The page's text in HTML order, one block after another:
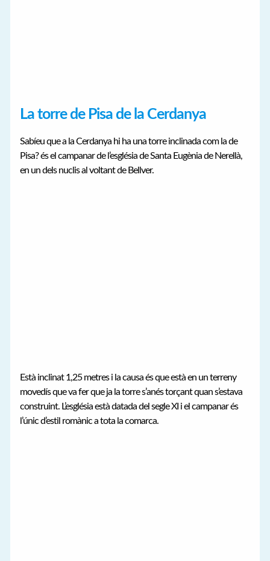
La torre de Pisa de la Cerdanya
Sabíeu que a la Cerdanya hi ha una torre inclinada com la de
Pisa? és el campanar de l’església de Santa Eugènia de Nerellà,
en un dels nuclis al voltant de Bellver.
Està inclinat 1,25 metres i la causa és que està en un terreny
movedís que va fer que ja la torre s’anés torçant quan s’estava
construint. L’església està datada del segle XI i el campanar és
l’únic d’estil romànic a tota la comarca.